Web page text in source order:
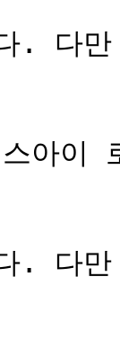
다. 다
아이
다. 다